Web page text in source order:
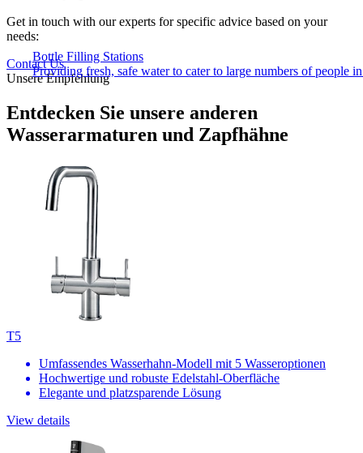
Bottle Filling Stations
Providing fresh, safe water to cater to large numbers of people
Get in touch with our experts for specific advice based on your
needs:
Contact Us
Unsere Empfehlung
Entdecken Sie unsere anderen
Wasserarmaturen und Zapfhähne
T5
Umfassendes Wasserhahn-Modell mit 5 Wasseroptionen
Hochwertige und robuste Edelstahl-Oberfläche
Elegante und platzsparende Lösung
View details